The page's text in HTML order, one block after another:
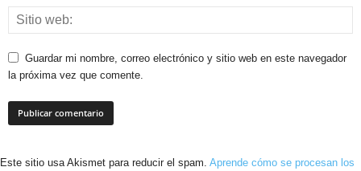
Guardar mi nombre, correo electrónico y sitio web en este navegador
la próxima vez que comente.
Este sitio usa Akismet para reducir el spam. Aprende cómo se procesan los